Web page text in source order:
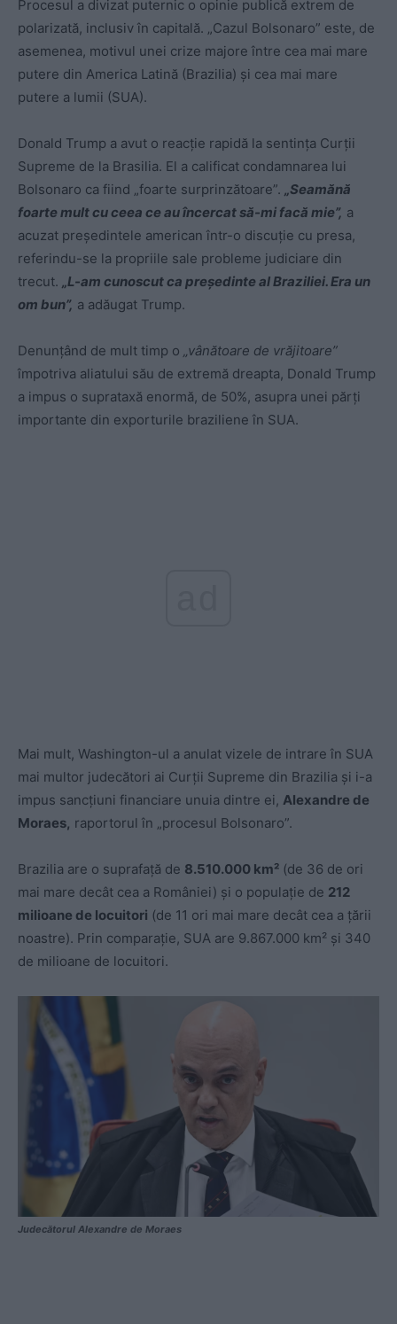
Procesul a divizat puternic o opinie publică extrem de
polarizată, inclusiv în capitală. „Cazul Bolsonaro” este, de
asemenea, motivul unei crize majore între cea mai mare
putere din America Latină (Brazilia) şi cea mai mare
putere a lumii (SUA).
Donald Trump a avut o reacție rapidă la sentința Curții
Supreme de la Brasilia. El a calificat condamnarea lui
Bolsonaro ca fiind „foarte surprinzătoare”. „Seamănă
foarte mult cu ceea ce au încercat să-mi facă mie”, a
acuzat preşedintele american într-o discuţie cu presa,
referindu-se la propriile sale probleme judiciare din
trecut. „L-am cunoscut ca preşedinte al Braziliei. Era un
om bun”, a adăugat Trump.
Denunţând de mult timp o „vânătoare de vrăjitoare”
împotriva aliatului său de extremă dreapta, Donald Trump
a impus o suprataxă enormă, de 50%, asupra unei părţi
importante din exporturile braziliene în SUA.
Mai mult, Washington-ul a anulat vizele de intrare în SUA
mai multor judecători ai Curţii Supreme din Brazilia şi i-a
impus sancţiuni financiare unuia dintre ei, Alexandre de
Moraes, raportorul în „procesul Bolsonaro”.
Brazilia are o suprafață de 8.510.000 km² (de 36 de ori
mai mare decât cea a României) și o populație de 212
milioane de locuitori (de 11 ori mai mare decât cea a țării
noastre). Prin comparație, SUA are 9.867.000 km² și 340
de milioane de locuitori.
Judecătorul Alexandre de Moraes